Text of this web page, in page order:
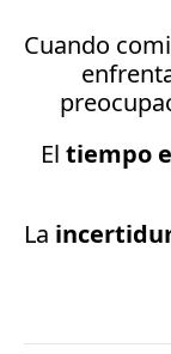
Cuando
El tiempo
La